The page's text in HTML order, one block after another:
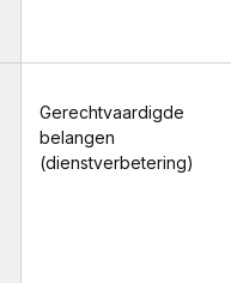
Gerechtvaardigde
belangen
(dienstverbetering)